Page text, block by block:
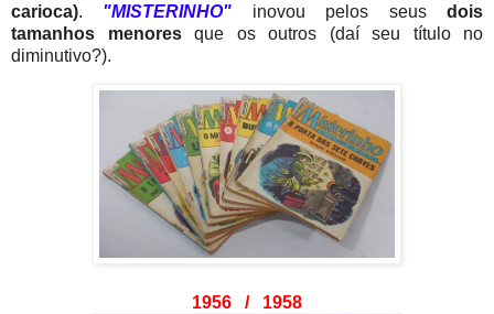
carioca). "MISTERINHO" inovou pelos seusdois
tamanhos menoresque os outros (daí seu título no
diminutivo?).
1956 / 1958